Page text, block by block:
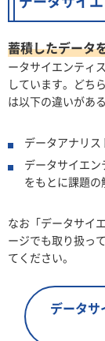
蓄積したデータ
ータサイエンティ
しています。どち
は以下の違いがあ
データアナリ
データサイエ
をもとに課題
なお「データサイ
ージでも取り扱っ
てください。
データ